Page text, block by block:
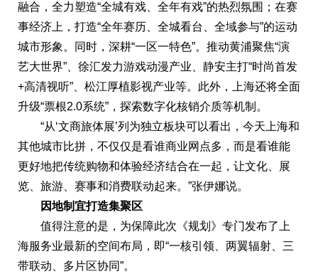
融合，全力塑造“全城有戏、全年有戏”的热烈氛围；在赛
事经济上，打造“全年赛历、全城看台、全域参与”的运动
城市形象。同时，深耕“一区一特色”。推动黄浦聚焦“演
艺大世界”、徐汇发力游戏动漫产业、静安主打“时尚首发
+高清视听”、松江厚植影视产业等。此外，上海还将全面
升级“票根2.0系统”，探索数字化核销介质等机制。
“从‘文商旅体展’列为独立板块可以看出，今天上海和
其他城市比拼，不仅仅是看谁商业网点多，而是看谁能
更好地把传统购物和体验经济结合在一起，让文化、展
览、旅游、赛事和消费联动起来。”张伊娜说。
因地制宜打造集聚区
值得注意的是，为保障此次《规划》专门发布了上
海服务业最新的空间布局，即“一核引领、两翼辐射、三
带联动、多片区协同”。